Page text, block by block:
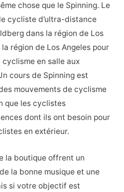
chose que le Spinning. Le
cycliste d’ultra-distance
dans la région de Los
région de Los Angeles pour
en salle aux
cours de Spinning est
mouvements de cyclisme
que les cyclistes
dont ils ont besoin pour
en extérieur.
la boutique offrent un
la bonne musique et une
si votre objectif est